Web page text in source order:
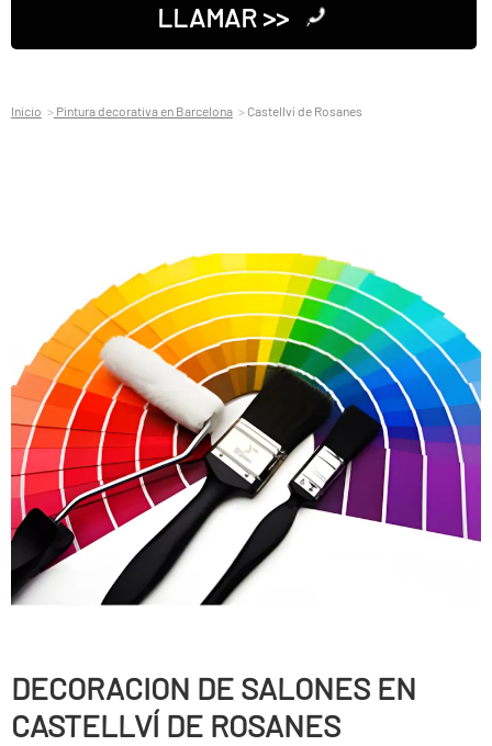
LLAMAR >>
Inicio Pintura decorativa en Barcelona Castellví de Rosanes
DECORACION DE SALONES EN
CASTELLVÍ DE ROSANES